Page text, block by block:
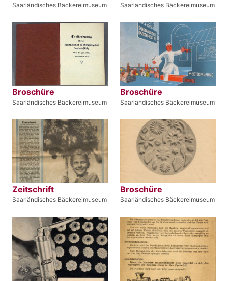
Saarländisches Bäckereimuseum Saarländisches Bäckereimuseum
Broschüre
Saarländisches Bäckereimuseum
Broschüre
Saarländisches Bäckereimuseum
Zeitschrift
Saarländisches Bäckereimuseum
Broschüre
Saarländisches Bäckereimuseum